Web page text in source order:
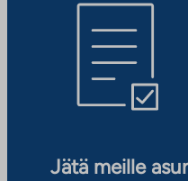
Jätä meille